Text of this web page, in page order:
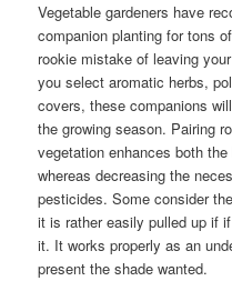
Vegetable gardeners have
companion planting for tons
rookie mistake of leaving
you select aromatic herbs,
covers, these companions
the growing season. Pairing
vegetation enhances both
whereas decreasing the
pesticides. Some consider
it is rather easily pulled up if
it. It works properly as an
present the shade wanted.